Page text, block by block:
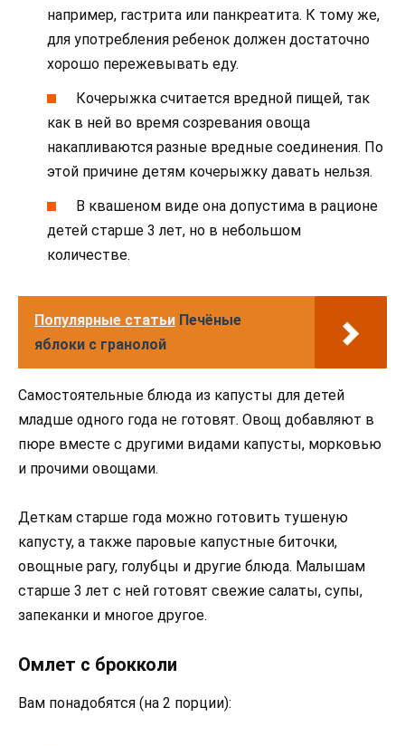
например, гастрита или панкреатита. К тому же,
для употребления ребенок должен достаточно
хорошо пережевывать еду.
Кочерыжка считается вредной пищей, так
как в ней во время созревания овоща
накапливаются разные вредные соединения. По
этой причине детям кочерыжку давать нельзя.
В квашеном виде она допустима в рационе
детей старше 3 лет, но в небольшом
количестве.
Популярные статьи Печёные
яблоки с гранолой
Самостоятельные блюда из капусты для детей
младше одного года не готовят. Овощ добавляют в
пюре вместе с другими видами капусты, морковью
и прочими овощами.
Деткам старше года можно готовить тушеную
капусту, а также паровые капустные биточки,
овощные рагу, голубцы и другие блюда. Малышам
старше 3 лет с ней готовят свежие салаты, супы,
запеканки и многое другое.
Омлет с брокколи
Вам понадобятся (на 2 порции):